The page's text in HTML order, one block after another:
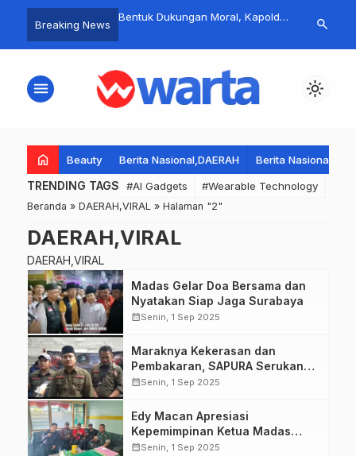
Breaking News
Pangdam,
MADAS Ajak
Bentuk Dukungan Moral, Kapolda
Anggota Polri dan TNI yang Luka
Saat Amankan Aksi Demonstrasi.
Menggugat
Mahasiswa
dan Aksi
search
menu light_mode
home Beauty Berita Nasional,DAERAH Berita
TRENDING TAGS #AI Gadgets #Wearable Technology
Beranda » DAERAH,VIRAL » Halaman "2"
DAERAH,VIRAL
DAERAH,VIRAL
Madas Gelar Doa Bersama dan
Nyatakan Siap Jaga Surabaya
calendar_monthSenin, 1 Sep 2025
Maraknya Kekerasan dan
Pembakaran, SAPURA Serukan
Penundaan Demo 3 September
Surabaya.
calendar_monthSenin, 1 Sep 2025
Edy Macan Apresiasi
Kepemimpinan Ketua Madas
DPAC Rungkut dalam Perkuat
calendar_monthSenin, 1 Sep 2025